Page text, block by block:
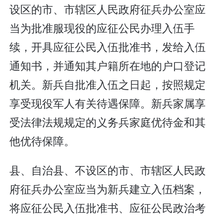
设区的市、市辖区人民政府征兵办公室应
当为批准服现役的应征公民办理入伍手
续，开具应征公民入伍批准书，发给入伍
通知书，并通知其户籍所在地的户口登记
机关。新兵自批准入伍之日起，按照规定
享受现役军人有关待遇保障。新兵家属享
受法律法规规定的义务兵家庭优待金和其
他优待保障。
县、自治县、不设区的市、市辖区人民政
府征兵办公室应当为新兵建立入伍档案，
将应征公民入伍批准书、应征公民政治考